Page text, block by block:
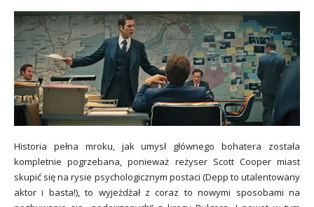
Historia pełna mroku, jak umysł głównego bohatera została
kompletnie pogrzebana, ponieważ reżyser Scott Cooper miast
skupić się na rysie psychologicznym postaci (Depp to utalentowany
aktor i basta!), to wyjeżdżał z coraz to nowymi sposobami na